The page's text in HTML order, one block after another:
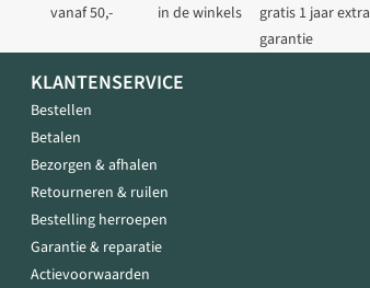
vanaf 50,-
in de winkels
gratis 1 jaar extra
garantie
KLANTENSERVICE
Bestellen
Betalen
Bezorgen & afhalen
Retourneren & ruilen
Bestelling herroepen
Garantie & reparatie
Actievoorwaarden